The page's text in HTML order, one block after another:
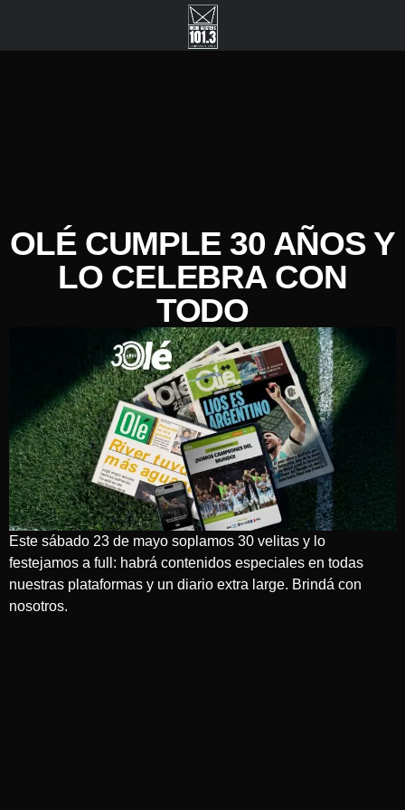
OLÉ CUMPLE 30 AÑOS Y
LO CELEBRA CON
TODO
Este sábado 23 de mayo soplamos 30 velitas y lo
festejamos a full: habrá contenidos especiales en todas
nuestras plataformas y un diario extra large. Brindá con
nosotros.